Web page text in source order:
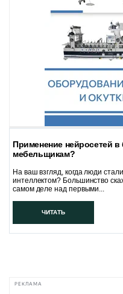
Применение нейросетей
мебельщикам?
На ваш взгляд, когда люди
интеллектом? Большинство
самом деле над первыми...
ЧИТАТЬ
РЕКЛАМА